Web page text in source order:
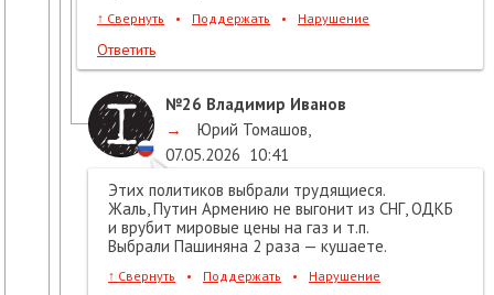
↑ Свернуть • Поддержать • Нарушение
Ответить
№26 Владимир Иванов
→
Юрий Томашов,
07.05.2026 10:41
Этих политиков выбрали трудящиеся.
Жаль, Путин Армению не выгонит из СНГ, ОДКБ
и врубит мировые цены на газ и т.п.
Выбрали Пашиняна 2 раза — кушаете.
↑ Свернуть • Поддержать • Нарушение